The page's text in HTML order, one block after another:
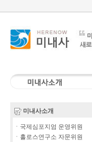
미내사소개
ㆍ국제심포지엄 운영위원
ㆍ홀로스연구소 자문위원